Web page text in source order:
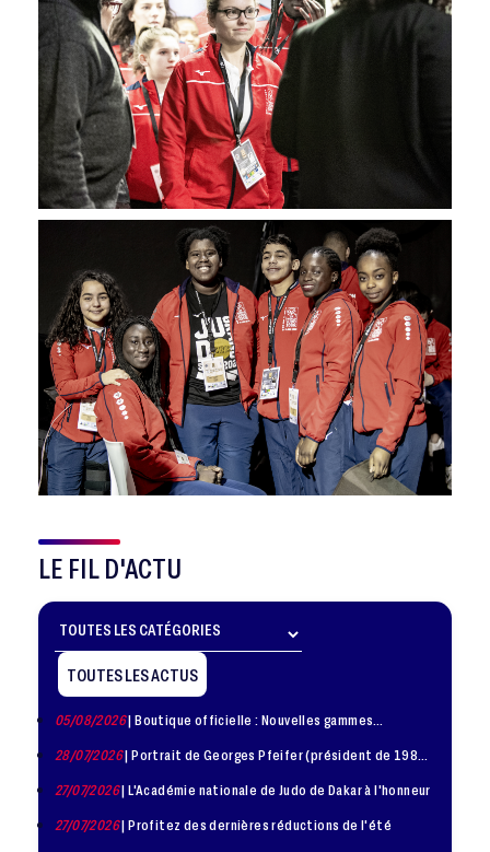
LE FIL D'ACTU
TOUTES LES ACTUS
05/08/2026| Boutique officielle : Nouvelles gammes
28/07/2026| Portrait de Georges Pfeifer (président de 1981
27/07/2026| L'Académie nationale de Judo de Dakar à l'honneur
27/07/2026| Profitez des dernières réductions de l'été